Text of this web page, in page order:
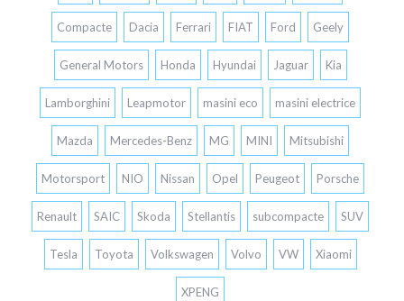
Compacte Dacia Ferrari FIAT Ford Geely
General Motors Honda Hyundai Jaguar Kia
Lamborghini Leapmotor masini eco masini electrice
Mazda Mercedes-Benz MG MINI Mitsubishi
Motorsport NIO Nissan Opel Peugeot Porsche
Renault SAIC Skoda Stellantis subcompacte SUV
Tesla Toyota Volkswagen Volvo VW Xiaomi
XPENG